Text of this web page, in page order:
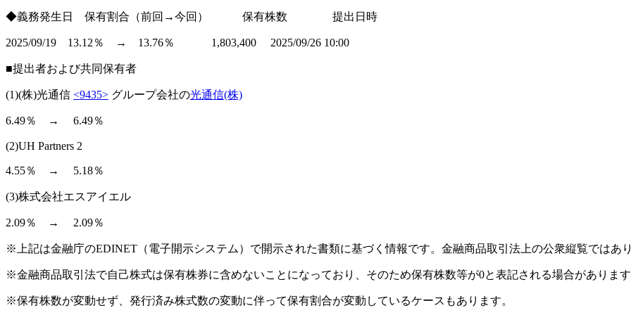
◆義務発生日 保有割合（前回→今回） 保有株数 提出日時
2025/09/19 13.12％ → 13.76％ 1,803,400 2025/09/26 10:00
■提出者および共同保有者
(1)(株)光通信 <9435> グループ会社の光通信(株)
6.49％ → 6.49％
(2)UH Partners 2
4.55％ → 5.18％
(3)株式会社エスアイエル
2.09％ → 2.09％
※上記は金融庁のEDINET（電子開示システム）で開示された書類に基づく情報です。金融商品取引法上の公衆縦覧ではあり
※金融商品取引法で自己株式は保有株券に含めないことになっており、そのため保有株数等が0と表記される場合があります
※保有株数が変動せず、発行済み株式数の変動に伴って保有割合が変動しているケースもあります。